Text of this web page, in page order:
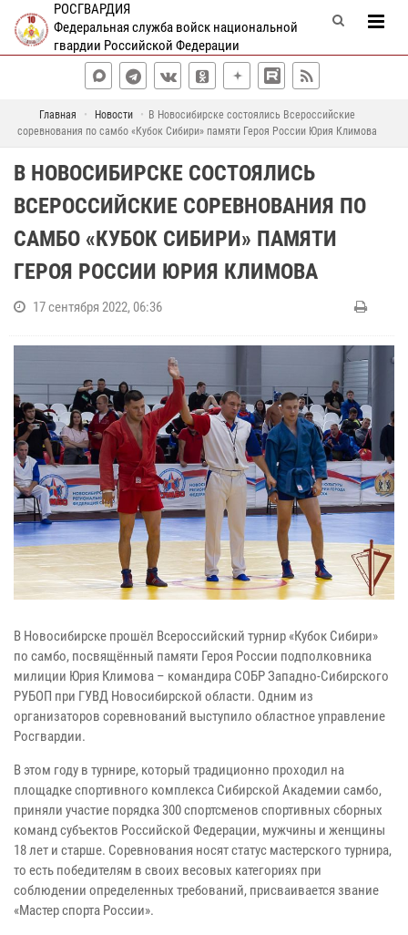
РОСГВАРДИЯ
Федеральная служба войск национальной
гвардии Российской Федерации
Главная Новости
В Новосибирске состоялись Всероссийские
соревнования по самбо «Кубок Сибири» памяти Героя России Юрия Климова
В НОВОСИБИРСКЕ СОСТОЯЛИСЬ
ВСЕРОССИЙСКИЕ СОРЕВНОВАНИЯ ПО
САМБО «КУБОК СИБИРИ» ПАМЯТИ
ГЕРОЯ РОССИИ ЮРИЯ КЛИМОВА
17 сентября 2022, 06:36
В Новосибирске прошёл Всероссийский турнир «Кубок Сибири»
по самбо, посвящённый памяти Героя России подполковника
милиции Юрия Климова – командира СОБР Западно-Сибирского
РУБОП при ГУВД Новосибирской области. Одним из
организаторов соревнований выступило областное управление
Росгвардии.
В этом году в турнире, который традиционно проходил на
площадке спортивного комплекса Сибирской Академии самбо,
приняли участие порядка 300 спортсменов спортивных сборных
команд субъектов Российской Федерации, мужчины и женщины
18 лет и старше. Соревнования носят статус мастерского турнира,
то есть победителям в своих весовых категориях при
соблюдении определенных требований, присваивается звание
«Мастер спорта России».